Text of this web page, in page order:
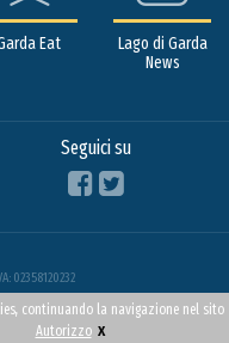
Eat
Lago di Garda
News
Seguici su
02358120232
continuando la navigazione nel sito
Autorizzo x